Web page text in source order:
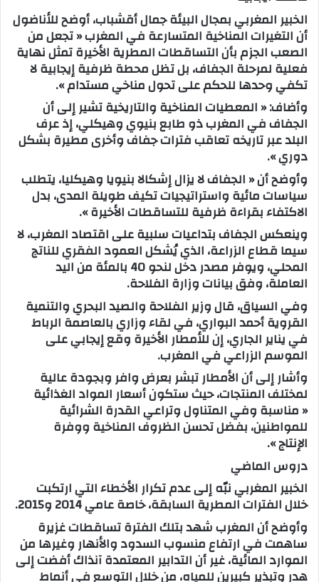
الخبير المغربي بمجال البيئة جمال أقشباب، أوضح للأناضول
أن التغيرات المناخية المتسارعة في المغرب « تجعل من
الصعب الجزم بأن التساقطات المطرية الأخيرة تمثل نهاية
فعلية لمرحلة الجفاف، بل تظل محطة ظرفية إيجابية لا
تكفي وحدها للحكم على تحول مناخي مستدام ».
وأضاف: « المعطيات المناخية والتاريخية تشير إلى أن
الجفاف في المغرب ذو طابع بنيوي وهيكلي، إذ عرف
البلد عبر تاريخه تعاقب فترات جفاف وأخرى مطيرة بشكل
دوري ».
وأوضح أن « الجفاف لا يزال إشكالا بنيويا وهيكليا، يتطلب
سياسات مائية واستراتيجيات تكيف طويلة المدى، بدل
الاكتفاء بقراءة ظرفية للتساقطات الأخيرة ».
وينعكس الجفاف بتداعيات سلبية على اقتصاد المغرب، لا
سيما قطاع الزراعة، الذي يُشكل العمود الفقري للناتج
المحلي، ويوفر مصدر دخل لنحو 40 بالمئة من اليد
العاملة، وفق بيانات وزارة الفلاحة.
وفي السياق، قال وزير الفلاحة والصيد البحري والتنمية
القروية أحمد البواري، في لقاء وزاري بالعاصمة الرباط
في يناير الجاري، إن للأمطار الأخيرة وقع إيجابي على
الموسم الزراعي في المغرب.
وأشار إلى أن الأمطار تبشر بعرض وافر وبجودة عالية
لمختلف المنتجات، حيث ستكون أسعار المواد الغذائية
« مناسبة وفي المتناول وتراعي القدرة الشرائية
للمواطنين، بفضل تحسن الظروف المناخية ووفرة
الإنتاج ».
دروس الماضي
الخبير المغربي نبّه إلى عدم تكرار الأخطاء التي ارتكبت
خلال الفترات المطرية السابقة، خاصة عامي 2014 و2015.
وأوضح أن المغرب شهد بتلك الفترة تساقطات غزيرة
ساهمت في ارتفاع منسوب السدود والأنهار وغيرها من
الموارد المائية، غير أن التدابير المعتمدة آنذاك أفضت إلى
هدر وتبذير كبيرين للمياه، من خلال التوسع في أنماط